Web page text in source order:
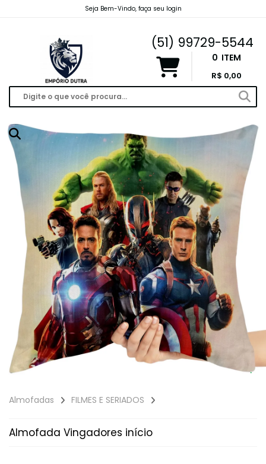
Seja Bem-Vindo, faça seu login
(51) 99729-5544
0 ITEM
R$ 0,00
Almofadas FILMES E SERIADOS
Almofada Vingadores início